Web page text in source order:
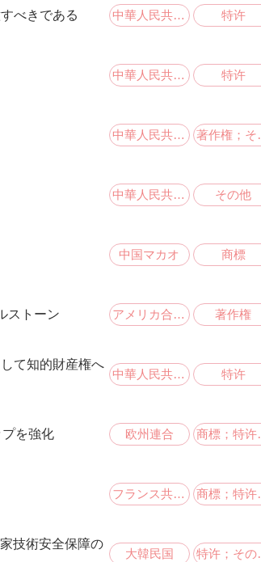
べきである 中華人民共和国 特许
中華人民共和国 特许
中華人民共和国 著
中華人民共和国 その他
中国マカオ 商標
ストーン アメリカ合衆国;ドイツ連邦共和国 著作権
て知的財産権へ
中華人民共和国;アメリカ合衆国 特许
を強化 欧州連合 商標
フランス共和国 商標
技術安全保障の
大韓民国 特